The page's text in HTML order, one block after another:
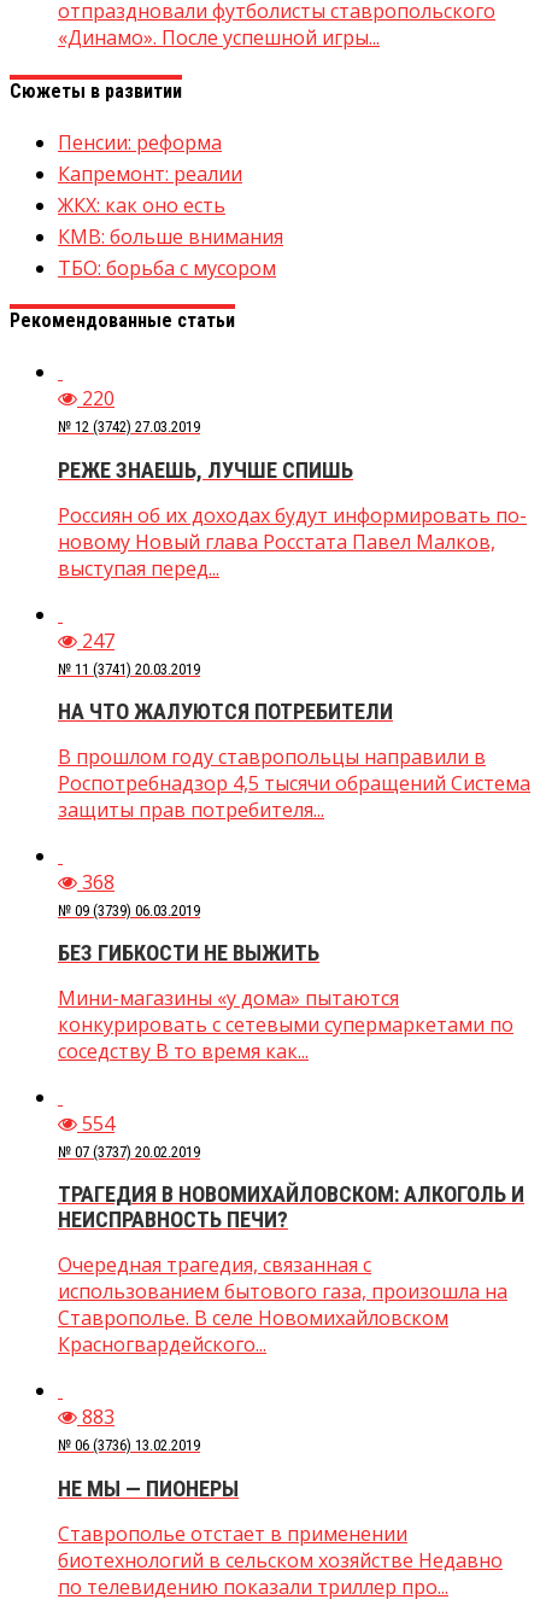
отпраздновали футболисты ставропольского
«Динамо». После успешной игры...
Сюжеты в развитии
Пенсии: реформа
Капремонт: реалии
ЖКХ: как оно есть
КМВ: больше внимания
ТБО: борьба с мусором
Рекомендованные статьи
220
№ 12 (3742) 27.03.2019
РЕЖЕ ЗНАЕШЬ, ЛУЧШЕ СПИШЬ
Россиян об их доходах будут информировать по-
новому Новый глава Росстата Павел Малков,
выступая перед...
247
№ 11 (3741) 20.03.2019
НА ЧТО ЖАЛУЮТСЯ ПОТРЕБИТЕЛИ
В прошлом году ставропольцы направили в
Роспотребнадзор 4,5 тысячи обращений Система
защиты прав потребителя...
368
№ 09 (3739) 06.03.2019
БЕЗ ГИБКОСТИ НЕ ВЫЖИТЬ
Мини-магазины «у дома» пытаются
конкурировать с сетевыми супермаркетами по
соседству В то время как...
554
№ 07 (3737) 20.02.2019
ТРАГЕДИЯ В НОВОМИХАЙЛОВСКОМ: АЛКОГОЛЬ И
НЕИСПРАВНОСТЬ ПЕЧИ?
Очередная трагедия, связанная с
использованием бытового газа, произошла на
Ставрополье. В селе Новомихайловском
Красногвардейского...
883
№ 06 (3736) 13.02.2019
НЕ МЫ — ПИОНЕРЫ
Ставрополье отстает в применении
биотехнологий в сельском хозяйстве Недавно
по телевидению показали триллер про...